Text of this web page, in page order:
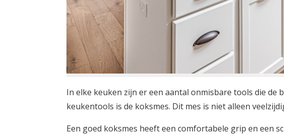
In elke keuken zijn er een aantal onmisbare tools die de
keukentools is de koksmes. Dit mes is niet alleen
Een goed koksmes heeft een comfortabele grip en een